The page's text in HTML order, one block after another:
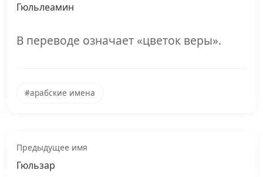
Гюльлеамин
В переводе означает «цветок веры».
#арабские имена
Предыдущее имя
Гюльзар